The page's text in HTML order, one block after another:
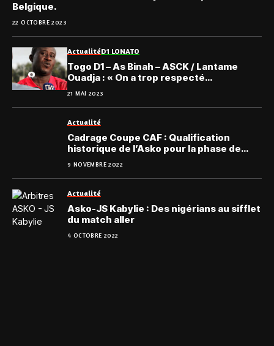
Belgique.
22 OCTOBRE 2023
ActualitéD1 LONATO
Togo D1 – As Binah – ASCK / Lantame
Ouadja : « On a trop respecté
l’adversaire… »
21 MAI 2023
Actualité
Cadrage Coupe CAF : Qualification
historique de l’Asko pour la phase de
poule
9 NOVEMBRE 2022
Actualité
Asko-JS Kabylie : Des nigérians au sifflet
du match aller
4 OCTOBRE 2022